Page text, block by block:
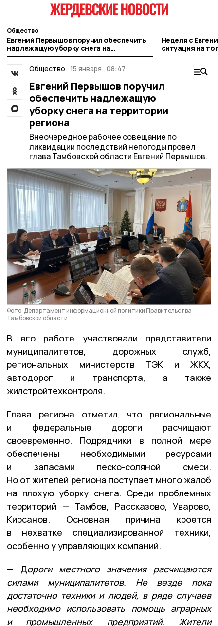
Общество
Евгений Первышов поручил обеспечить
надлежащую уборку снега на
территории региона
Неделя с
ситуация на
городе и
Общество 15 января , 08:47
Евгений Первышов поручил
обеспечить надлежащую
уборку снега на территории
региона
Внеочередное рабочее совещание по
ликвидации последствий непогоды провел
глава Тамбовской области Евгений Первышов.
Фото: Департамент информационной политики Правительства
Тамбовской области
В его работе участвовали представители
муниципалитетов, дорожных служб,
региональных министерств ТЭК и ЖКХ,
автодорог и транспорта, а также
жилстройтехконтроля.
Глава региона отметил, что региональные
и федеральные дороги расчищают
своевременно. Подрядчики в полной мере
обеспечены необходимыми ресурсами
и запасами песко-соляной смеси.
Но от жителей региона поступает много жалоб
на плохую уборку снега. Среди проблемных
территорий — Тамбов, Рассказово, Уварово,
Кирсанов. Основная причина кроется
в нехватке специализированной техники,
особенно у управляющих компаний.
— Дороги местного значения расчищаются
силами муниципалитетов. Не везде пока
достаточно техники и людей, в ряде случаев
необходимо использовать помощь аграрных
и промышленных предприятий. Жители